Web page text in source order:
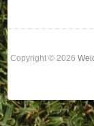
Copyright © 2026